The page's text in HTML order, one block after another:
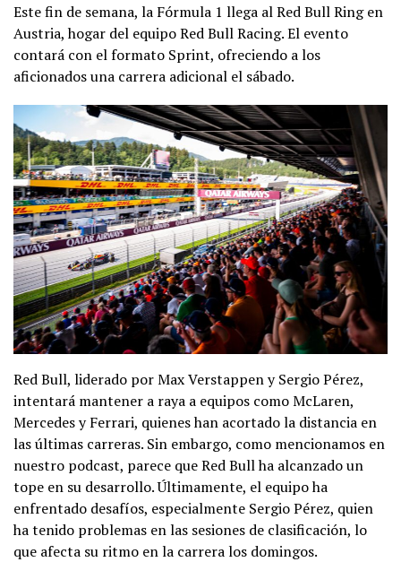
Este fin de semana, la Fórmula 1 llega al Red Bull Ring en
Austria, hogar del equipo Red Bull Racing. El evento
contará con el formato Sprint, ofreciendo a los
aficionados una carrera adicional el sábado.
Red Bull, liderado por Max Verstappen y Sergio Pérez,
intentará mantener a raya a equipos como McLaren,
Mercedes y Ferrari, quienes han acortado la distancia en
las últimas carreras. Sin embargo, como mencionamos en
nuestro podcast, parece que Red Bull ha alcanzado un
tope en su desarrollo. Últimamente, el equipo ha
enfrentado desafíos, especialmente Sergio Pérez, quien
ha tenido problemas en las sesiones de clasificación, lo
que afecta su ritmo en la carrera los domingos.